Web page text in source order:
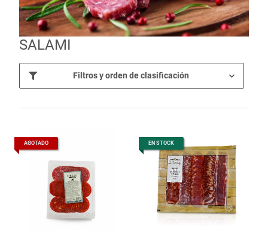
SALAMI
Filtros y orden de clasificación
AGOTADO EN STOCK